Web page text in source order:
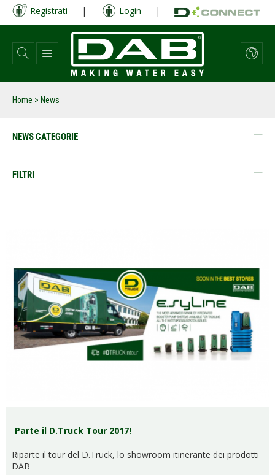
Salta
contenuto
principale
Registrati | Login |
Home > News
NEWS CATEGORIE
FILTRI
Parte il D.Truck Tour 2017!
Riparte il tour del D.Truck, lo showroom itinerante dei prodotti
DAB